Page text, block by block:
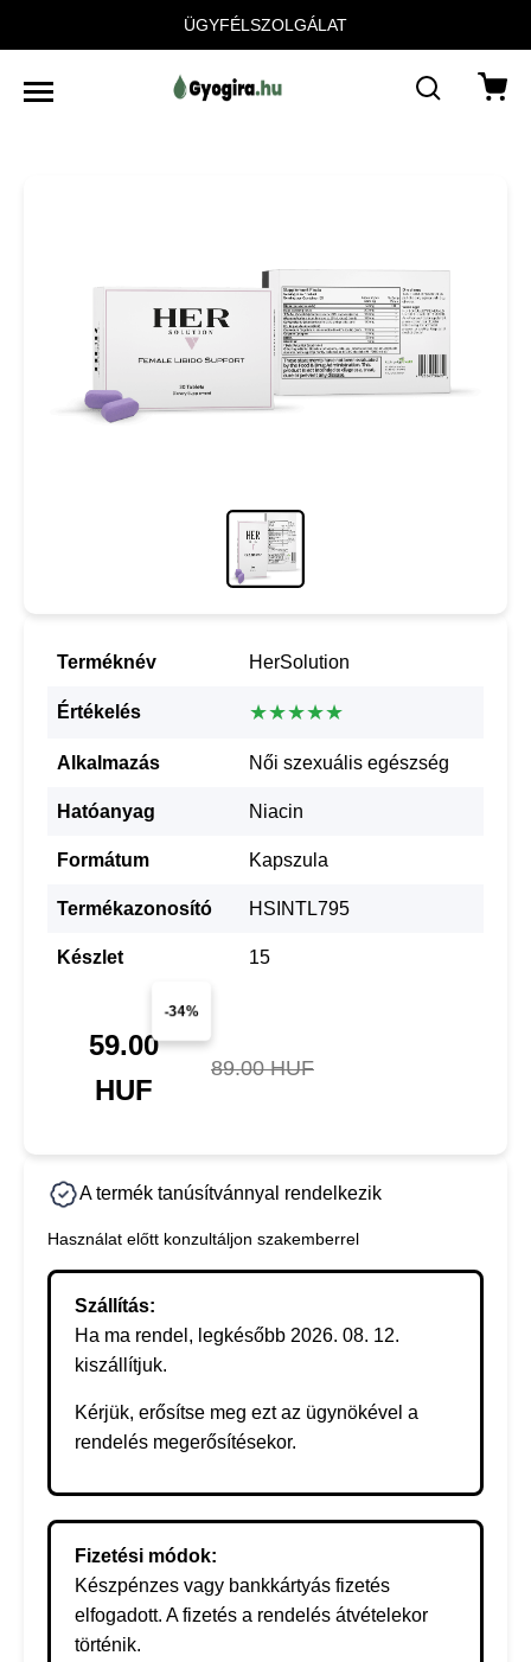
ÜGYFÉLSZOLGÁLAT
Terméknév HerSolution
Értékelés ★★★★★
Alkalmazás Női szexuális egészség
Hatóanyag Niacin
Formátum Kapszula
Termékazonosító HSINTL795
Készlet 15
-34%
59.00
HUF
89.00 HUF
A termék tanúsítvánnyal rendelkezik
Használat előtt konzultáljon szakemberrel
Szállítás:
Ha ma rendel, legkésőbb 2026. 08. 12.
kiszállítjuk.
Kérjük, erősítse meg ezt az ügynökével a
rendelés megerősítésekor.
Fizetési módok:
Készpénzes vagy bankkártyás fizetés
elfogadott. A fizetés a rendelés átvételekor
történik.